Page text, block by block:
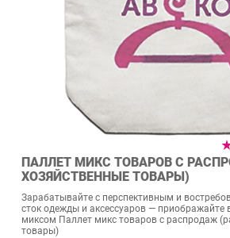
ПАЛЛЕТ МИКС ТОВАРОВ С
ХОЗЯЙСТВЕННЫЕ ТОВАРЫ)
Зарабатывайте с перспективным и
сток одежды и аксессуаров — приображайте
миксом Паллет микс товаров с распродаж
товары)